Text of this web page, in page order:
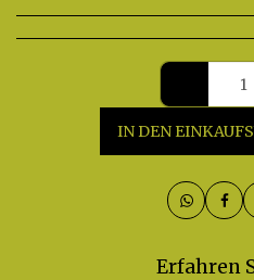
IN DEN
Erfahren